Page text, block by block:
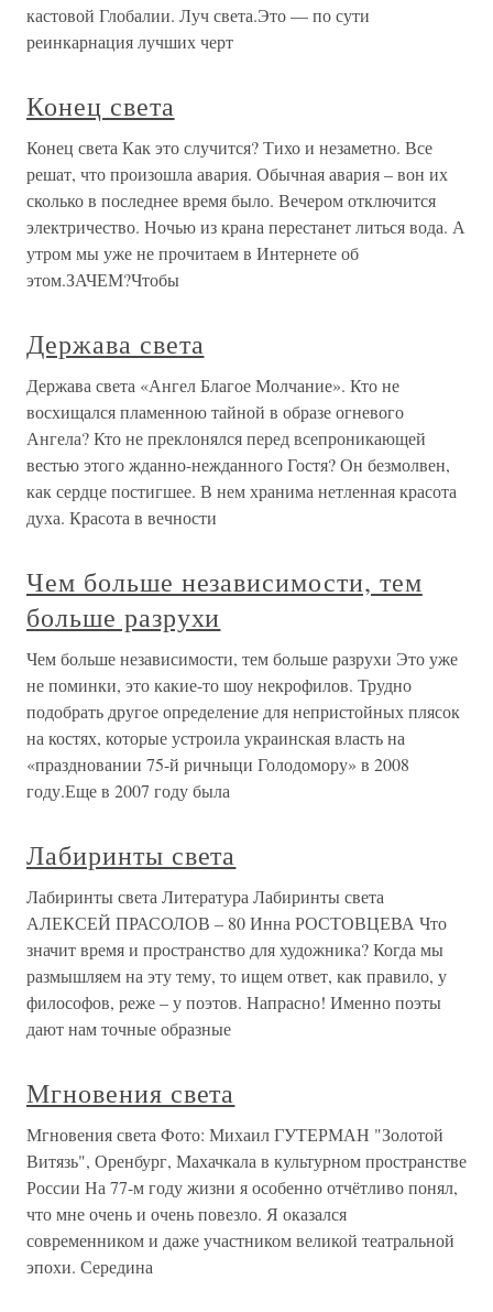
кастовой Глобалии. Луч света.Это — по сути
реинкарнация лучших черт
Конец света
Конец света Как это случится? Тихо и незаметно. Все
решат, что произошла авария. Обычная авария – вон их
сколько в последнее время было. Вечером отключится
электричество. Ночью из крана перестанет литься вода. А
утром мы уже не прочитаем в Интернете об
этом.ЗАЧЕМ?Чтобы
Держава света
Держава света «Ангел Благое Молчание». Кто не
восхищался пламенною тайной в образе огневого
Ангела? Кто не преклонялся перед всепроникающей
вестью этого жданно-нежданного Гостя? Он безмолвен,
как сердце постигшее. В нем хранима нетленная красота
духа. Красота в вечности
Чем больше независимости, тем
больше разрухи
Чем больше независимости, тем больше разрухи Это уже
не поминки, это какие-то шоу некрофилов. Трудно
подобрать другое определение для непристойных плясок
на костях, которые устроила украинская власть на
«праздновании 75-й ричныци Голодомору» в 2008
году.Еще в 2007 году была
Лабиринты света
Лабиринты света Литература Лабиринты света
АЛЕКСЕЙ ПРАСОЛОВ – 80 Инна РОСТОВЦЕВА Что
значит время и пространство для художника? Когда мы
размышляем на эту тему, то ищем ответ, как правило, у
философов, реже – у поэтов. Напрасно! Именно поэты
дают нам точные образные
Мгновения света
Мгновения света Фото: Михаил ГУТЕРМАН "Золотой
Витязь", Оренбург, Махачкала в культурном пространстве
России На 77-м году жизни я особенно отчётливо понял,
что мне очень и очень повезло. Я оказался
современником и даже участником великой театральной
эпохи. Середина